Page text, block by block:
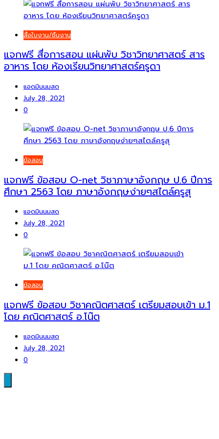
สื่อใบงาน/ชิ้นงาน
แจกฟรี สื่อการสอน แผ่นพับ วิชาวิทยาศาสตร์ สาร
อาหาร โดย ห้องเรียนวิทยาศาสตร์ครูดา
แอดมินนมสด
July 28, 2021
0
ข้อสอบ
แจกฟรี ข้อสอบ O-net วิชาภาษาอังกฤษ ป.6 ปีการ
ศึกษา 2563 โดย ภาษาอังกฤษง่ายๆสไตล์ครูสุ
แอดมินนมสด
July 28, 2021
0
ข้อสอบ
แจกฟรี ข้อสอบ วิชาคณิตศาสตร์ เตรียมสอบเข้า ม.1
โดย คณิตศาสตร์ อ.โน๊ต
แอดมินนมสด
July 28, 2021
0